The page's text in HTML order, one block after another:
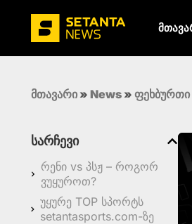
მთავარი » News » ფეხბურთი
სარჩევი
რენი vs პსჟ – როგორ
ვუყუროთ?
უყურე TOP სპორტს
setantasports.com-ზე